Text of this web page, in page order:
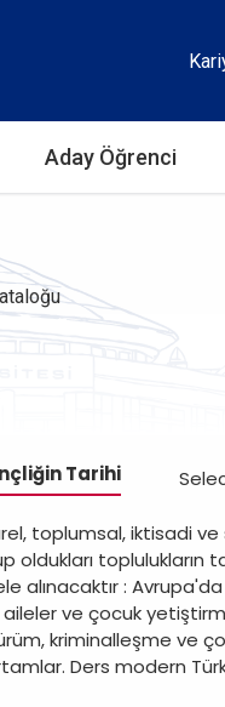
Aday Öğrenci
Tarihi
toplumsal, iktisadi ve
toplulukların
alınacaktır :
ve çocuk
kriminalleşme ve
Ders modern